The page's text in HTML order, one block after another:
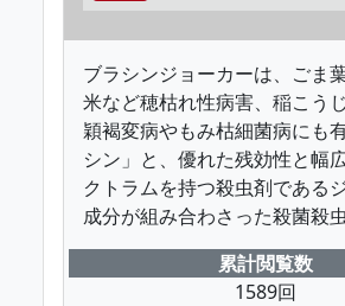
ブラシンジョーカーは、ごま
米など穂枯れ性病害、稲こう
穎褐変病やもみ枯細菌病にも
シン」と、優れた残効性と幅
クトラムを持つ殺虫剤である
成分が組み合わさった殺菌殺虫
累計閲覧数
1589回